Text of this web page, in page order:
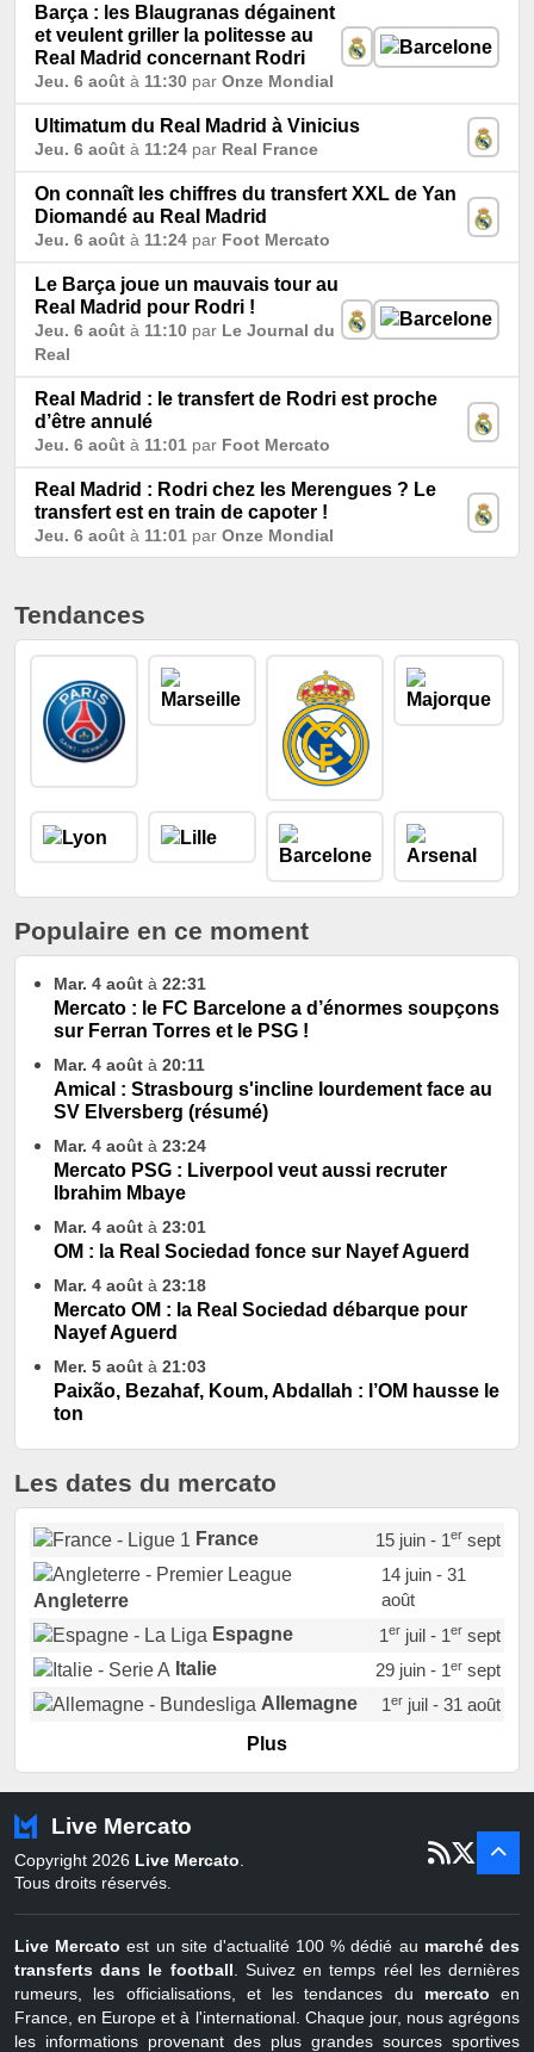
Barça : les Blaugranas dégainent
et veulent griller la politesse au
Real Madrid concernant Rodri
Jeu. 6 août à 11:30 par Onze Mondial
Ultimatum du Real Madrid à Vinicius
Jeu. 6 août à 11:24 par Real France
On connaît les chiffres du transfert XXL de Yan
Diomandé au Real Madrid
Jeu. 6 août à 11:24 par Foot Mercato
Le Barça joue un mauvais tour au
Real Madrid pour Rodri !
Jeu. 6 août à 11:10 par Le Journal du
Real
Real Madrid : le transfert de Rodri est proche
d’être annulé
Jeu. 6 août à 11:01 par Foot Mercato
Real Madrid : Rodri chez les Merengues ? Le
transfert est en train de capoter !
Jeu. 6 août à 11:01 par Onze Mondial
Tendances
Populaire en ce moment
Mar. 4 août à 22:31
Mercato : le FC Barcelone a d’énormes soupçons
sur Ferran Torres et le PSG !
Mar. 4 août à 20:11
Amical : Strasbourg s'incline lourdement face au
SV Elversberg (résumé)
Mar. 4 août à 23:24
Mercato PSG : Liverpool veut aussi recruter
Ibrahim Mbaye
Mar. 4 août à 23:01
OM : la Real Sociedad fonce sur Nayef Aguerd
Mar. 4 août à 23:18
Mercato OM : la Real Sociedad débarque pour
Nayef Aguerd
Mer. 5 août à 21:03
Paixão, Bezahaf, Koum, Abdallah : l’OM hausse le
ton
Les dates du mercato
France 15 juin - 1ersept
Angleterre
14 juin - 31
août
Espagne
1erjuil - 1ersept
Italie
29 juin - 1ersept
Allemagne
1erjuil - 31 août
Portugal
Pays-Bas
22 juin - 2 sept
Belgique
juil - 31
Plus
Live Mercato
Copyright 2026 Live Mercato
Tous droits réservés.
Live Mercato est un site d'actualité 100 % dédié au marché des
transferts dans le football . Suivez en temps réel les dernières
rumeurs, les officialisations, et les tendances du mercato en
France, en Europe et à l'international. Chaque jour, nous agrégons
les informations provenant des plus grandes sources sportives